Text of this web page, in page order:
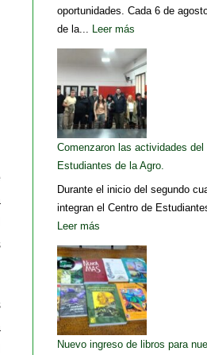
oportunidades. Cada 6 de
de la... Leer más
Comenzaron las actividades del
Estudiantes de la Agro.
Durante el inicio del segundo
integran el Centro de
Leer más
Nuevo ingreso de libros para